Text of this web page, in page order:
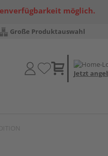
möglich.
Große Produktauswahl
Jetzt